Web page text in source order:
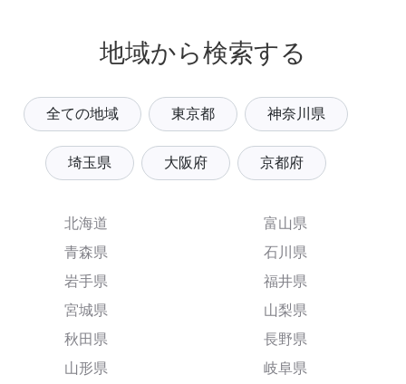
地域から検索する
全ての地域 東京都 神奈川県
埼玉県 大阪府 京都府
北海道
青森県
岩手県
宮城県
秋田県
山形県
富山県
石川県
福井県
山梨県
長野県
岐阜県